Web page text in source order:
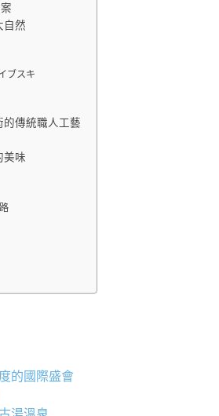
自然
ブスキ
傳統職人工藝
美味
的國際盛會